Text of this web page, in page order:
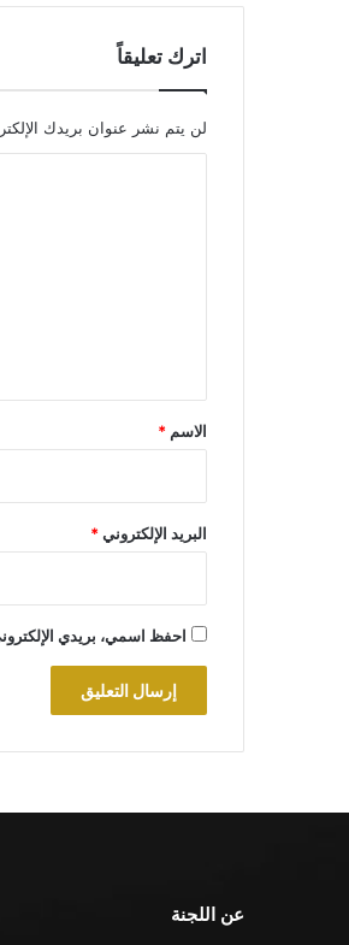
اترك تعليقاً
لن يتم نشر عنوان بريدك
*
الاسم *
البريد الإلكتروني*
احفظ اسمي، بريدي
عن اللجنة